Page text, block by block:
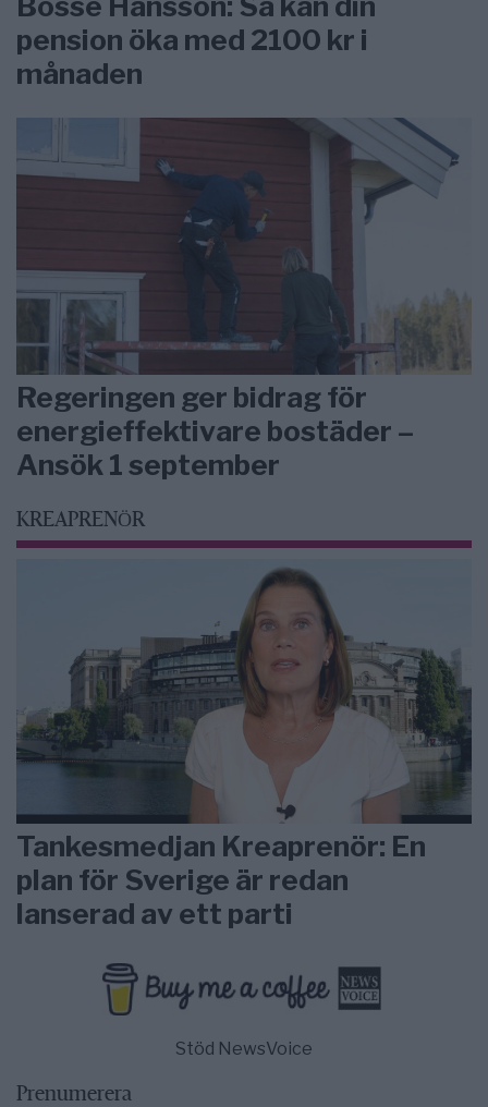
pension öka med 2100 kr i
månaden
Regeringen ger bidrag för
energieffektivare bostäder –
Ansök 1 september
KREAPRENÖR
Tankesmedjan Kreaprenör: En
plan för Sverige är redan
lanserad av ett parti
Stöd NewsVoice
Prenumerera